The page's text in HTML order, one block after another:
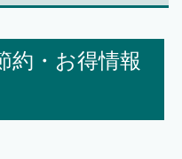
約・お得情報